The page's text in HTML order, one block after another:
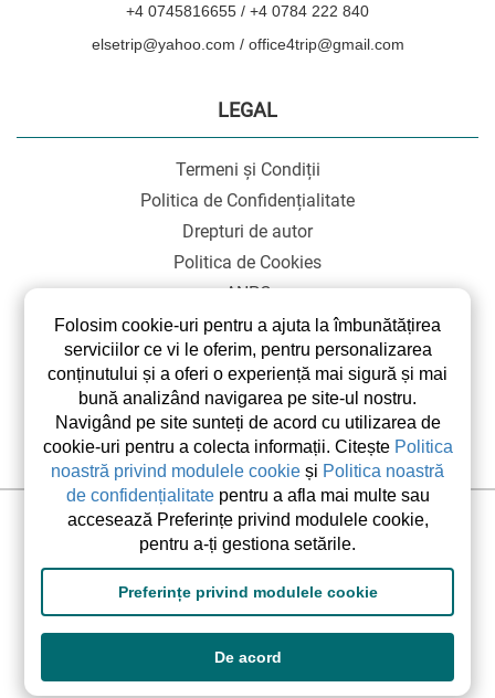
+4 0745816655 / +4 0784 222 840
elsetrip@yahoo.com / office4trip@gmail.com
LEGAL
Termeni și Condiții
Politica de Confidențialitate
Drepturi de autor
Politica de Cookies
ANPC
SOL
©2026 elsetrip.com Toate drepturile rezervate.
Designed and developed by
Folosim cookie-uri pentru a ajuta la îmbunătățirea
serviciilor ce vi le oferim, pentru personalizarea
conținutului și a oferi o experiență mai sigură și mai
bună analizând navigarea pe site-ul nostru.
Navigând pe site sunteți de acord cu utilizarea de
cookie-uri pentru a colecta informații. Citește Politica
noastră privind modulele cookie și Politica noastră
de confidențialitatepentru a afla mai multe sau
accesează Preferințe privind modulele cookie,
pentru a-ți gestiona setările.
Preferințe privind modulele cookie
De acord